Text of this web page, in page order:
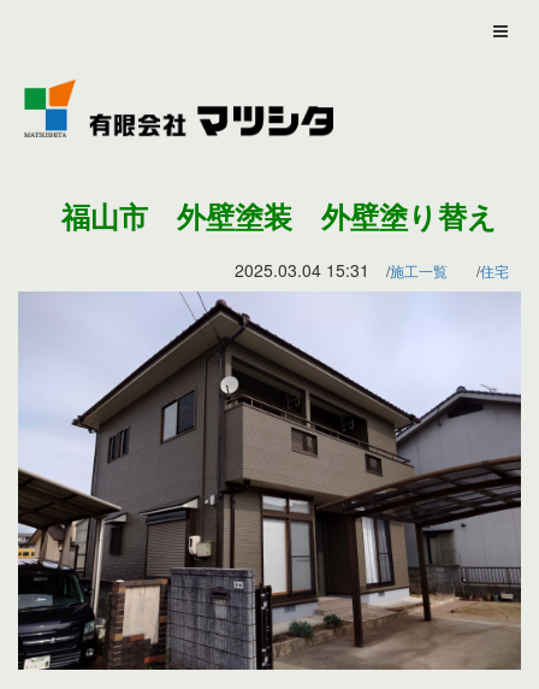
福山市 外壁塗装 外壁塗り替え
2025.03.04 15:31 施工一覧 住宅